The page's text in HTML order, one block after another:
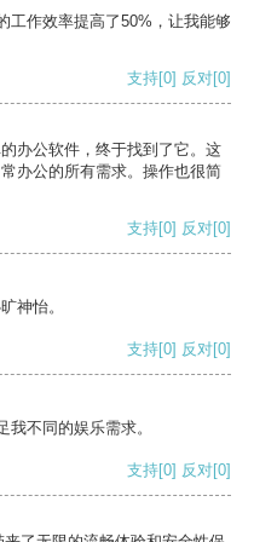
工作效率提高了50%，让我能够
支持[0] 反对[0]
办公软件，终于找到了它。这
办公的所有需求。操作也很简
支持[0] 反对[0]
神怡。
支持[0] 反对[0]
不同的娱乐需求。
支持[0] 反对[0]